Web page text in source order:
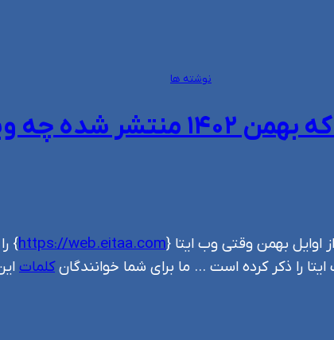
نوشته ها
ویژگی هایی دارد؟
اوایل بهمن وقتی وب ایتا {https://web.eitaa.com
}
را ذکر کرده است … ما برای شما خوانندگانکلمات